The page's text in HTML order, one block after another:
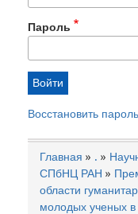
Пароль
Восстановить пароль
Строка
навигации
Главная .
СПбНЦ РАН
области
молодых ученых в